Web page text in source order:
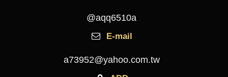
@aqq6510a
E-mail
a73952@yahoo.com.tw